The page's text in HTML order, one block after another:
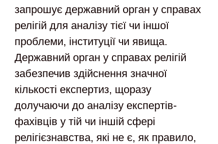
запрошує державний орган у справах
релігій для аналізу тієї чи іншої
проблеми, інституції чи явища.
Державний орган у справах релігій
забезпечив здійснення значної
кількості експертиз, щоразу
долучаючи до аналізу експертів-
фахівців у тій чи іншій сфері
релігієзнавства, які не є, як правило,